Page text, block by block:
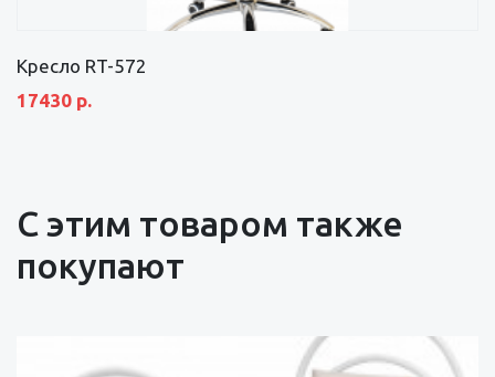
Кресло RT-572
17430 р.
С этим товаром также
покупают